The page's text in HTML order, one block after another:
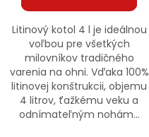
Litinový kotol 4 l je ideálnou
voľbou pre všetkých
milovníkov tradičného
varenia na ohni. Vďaka 100%
litinovej konštrukcii, objemu
4 litrov, ťažkému veku a
odnímateľným nohám...